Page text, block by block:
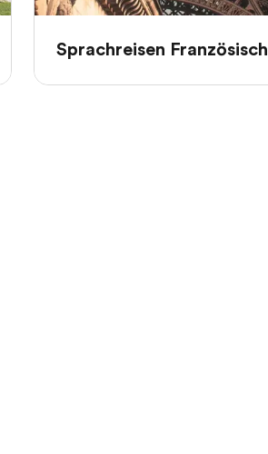
Sprachreisen Französisch